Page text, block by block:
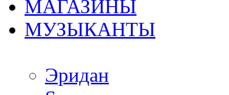
МАГАЗИНЫ
МУЗЫКАНТЫ
Эридан